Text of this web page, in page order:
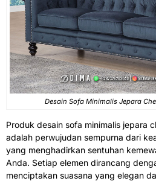
Desain Sofa Minimalis Jepara
Produk desain sofa minimalis jepara
adalah perwujudan sempurna dari
yang menghadirkan sentuhan
Anda. Setiap elemen dirancang
menciptakan suasana yang elegan